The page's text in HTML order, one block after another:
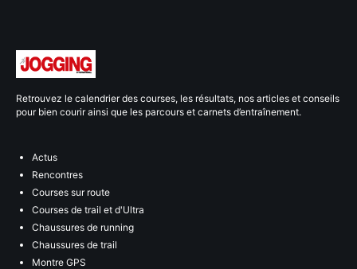
Retrouvez le calendrier des courses, les résultats, nos articles et conseils
pour bien courir ainsi que les parcours et carnets d’entraînement.
Actus
Rencontres
Courses sur route
Courses de trail et d'Ultra
Chaussures de running
Chaussures de trail
Montre GPS